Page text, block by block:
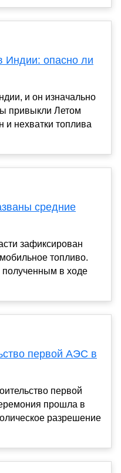
Индии: опасно ли
и он изначально
привыкли Летом
и нехватки топлива
средние
зафиксирован
топливо.
в ходе
первой АЭС в
первой
прошла в
разрешение